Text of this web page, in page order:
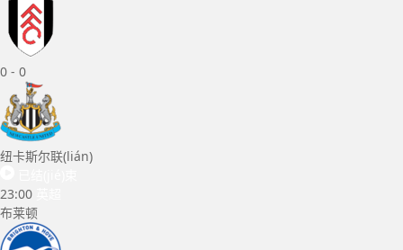
0 - 0
纽卡斯尔联(lián)
23:00
布莱顿